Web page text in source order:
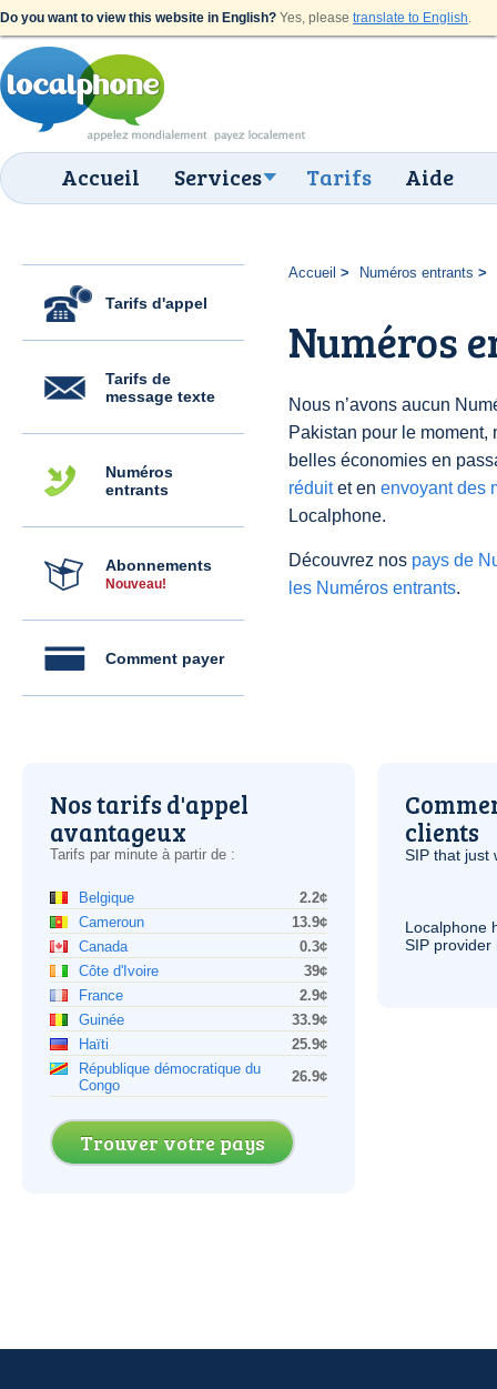
Do you want to view this website in English? Yes, please translate to English.
Accueil Services Tarifs Aide
Tarifs d'appel
Tarifs de
message texte
Numéros
entrants
Abonnements
Nouveau!
Comment payer
Accueil Numéros entrants
Numéros
Nous n’avons aucun
Pakistan pour le
belles économies en
réduitet en envoyant des
Localphone.
Découvrez nos pays de
les Numéros entrants.
Nos tarifs d'appel
avantageux
Tarifs par minute à partir de :
Belgique
2.2¢
Cameroun
13.9¢
Canada
0.3¢
Côte d'Ivoire
39¢
France
2.9¢
Guinée
33.9¢
Haïti
25.9¢
République démocratique du
Congo
26.9¢
Trouver votre pays
clients
SIP that just
Localphone
SIP provider